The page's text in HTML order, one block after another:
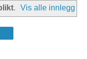
. Vis alle innlegg